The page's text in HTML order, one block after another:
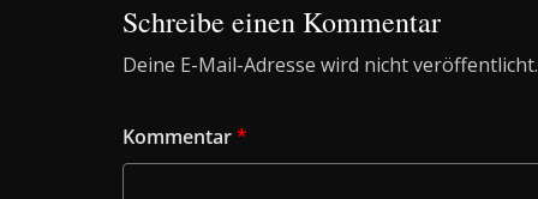
Schreibe einen Kommentar
Deine E-Mail-Adresse wird nicht veröffentlicht.
Kommentar*